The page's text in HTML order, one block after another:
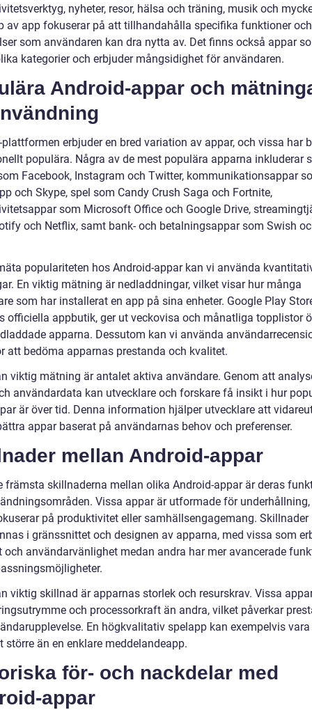
nyheter, resor, hälsa och träning, musik och
av app fokuserar på att tillhandahålla specifika funktioner och
som användaren kan dra nytta av. Det finns också appar
kategorier och erbjuder mångsidighet för användaren.
Android-appar och
erbjuder en bred variation av appar, och vissa har
populära. Några av de mest populära apparna inkluderar
Facebook, Instagram och Twitter, kommunikationsappar
och Skype, spel som Candy Crush Saga och Fortnite,
som Microsoft Office och Google Drive,
och Netflix, samt bank- och betalningsappar som Swish
populariteten hos Android-appar kan vi använda
En viktig mätning är nedladdningar, vilket visar hur många
som har installerat en app på sina enheter. Google Play
officiella appbutik, ger ut veckovisa och månatliga topplistor
apparna. Dessutom kan vi använda
att bedöma apparnas prestanda och kvalitet.
viktig mätning är antalet aktiva användare. Genom att
användardata kan utvecklare och forskare få insikt i hur
är över tid. Denna information hjälper utvecklare att
appar baserat på användarnas behov och preferenser.
mellan Android-appar
främsta skillnaderna mellan olika Android-appar är deras
Vissa appar är utformade för
på produktivitet eller samhällsengagemang. Skillnader
i gränssnittet och designen av apparna, med vissa som
och användarvänlighet medan andra har mer avancerade
viktig skillnad är apparnas storlek och resurskrav. Vissa
och processorkraft än andra, vilket påverkar
En högkvalitativ spelapp kan exempelvis vara
större än en enklare meddelandeapp.
för- och nackdelar med
appar